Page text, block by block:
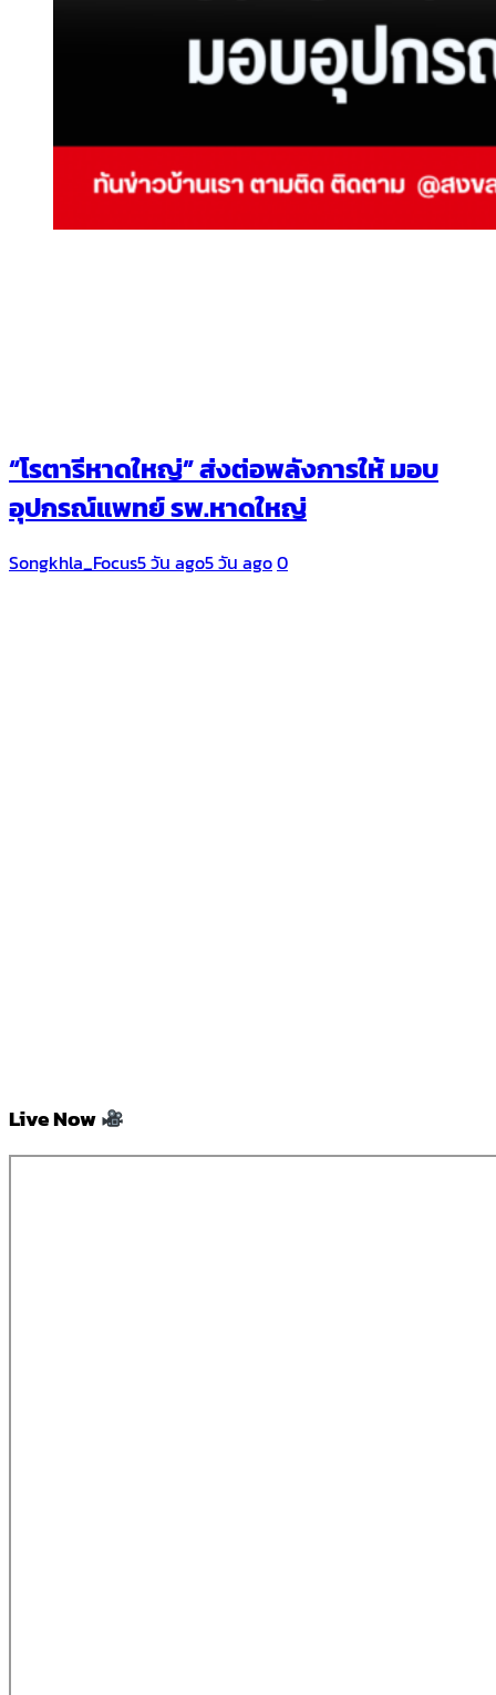
“โรตารีหาดใหญ่” ส่งต่อพลังการให้ มอบ
อุปกรณ์แพทย์ รพ.หาดใหญ่
Songkhla_Focus5 วัน ago5 วัน ago0
Live Now